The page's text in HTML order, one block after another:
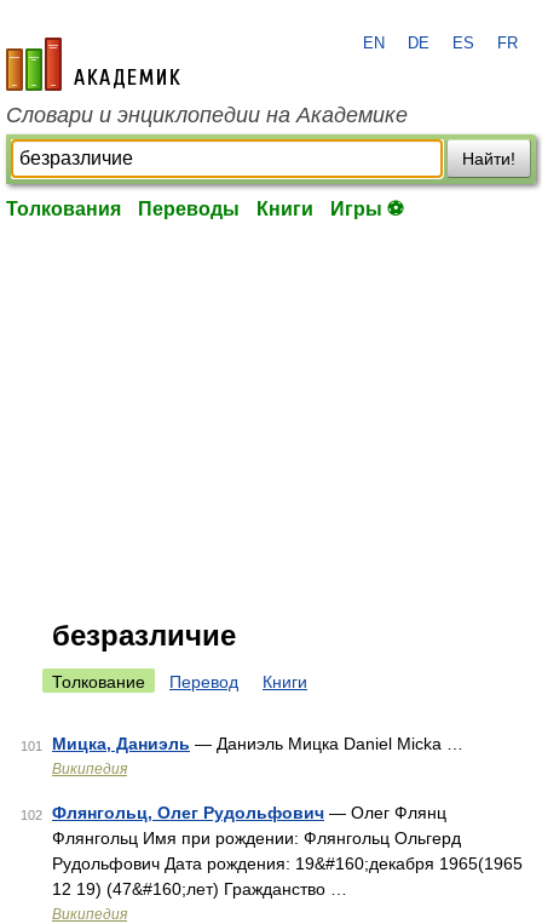
academic.ru
EN DE ES FR
Словари и энциклопедии на Академике
Найти!
Толкования Переводы Книги Игры ⚽
безразличие
Толкование Перевод Книги
101 Мицка, Даниэль — Даниэль Мицка Daniel Micka …
Википедия
102 Флянгольц, Олег Рудольфович — Олег Флянц
Флянгольц Имя при рождении: Флянгольц Ольгерд
Рудольфович Дата рождения: 19&#160;декабря 1965(1965
12 19) (47&#160;лет) Гражданство …
Википедия